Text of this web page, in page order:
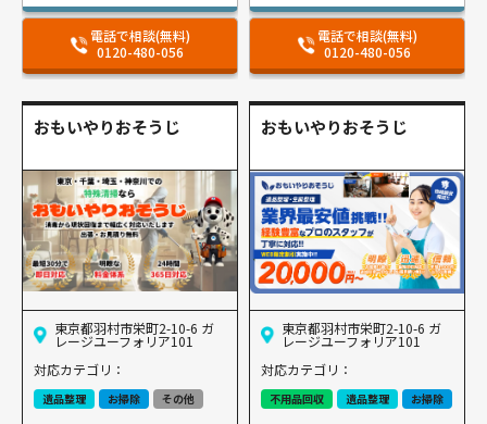
電話で相談(無料)
0120-480-056
電話で相談(無料)
0120-480-056
おもいやりおそうじ
東京都羽村市栄町2-10-6 ガ
レージユーフォリア101
対応カテゴリ：
遺品整理 お掃除 その他
おもいやりおそうじ
東京都羽村市栄町2-10-6 ガ
レージユーフォリア101
対応カテゴリ：
不用品回収 遺品整理 お掃除